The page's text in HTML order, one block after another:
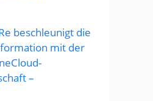
beschleunigt die
mit der
–